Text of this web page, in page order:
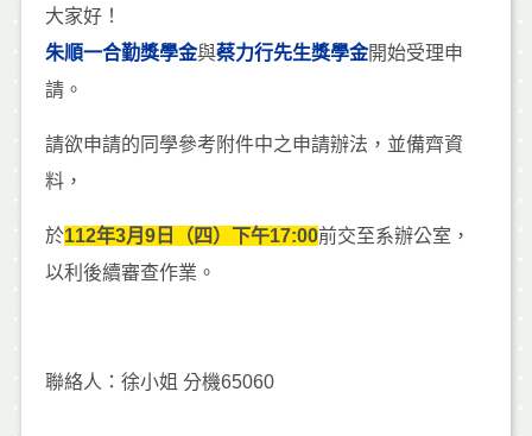
大家好！
朱順一合勤獎學金與蔡力行先生獎學金開始受理申
請。
請欲申請的同學參考附件中之申請辦法，並備齊資
料，
於112年3月9日（四）下午17:00前交至系辦公室，
以利後續審查作業。
聯絡人：徐小姐 分機65060